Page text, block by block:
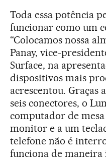
Toda essa potência
funcionar como um
“Colocamos nossa
Panay, vice-
Surface, na
dispositivos mais
acrescentou. Graças
seis conectores, o
computador de
monitor e a um
telefone não é
funciona de maneira